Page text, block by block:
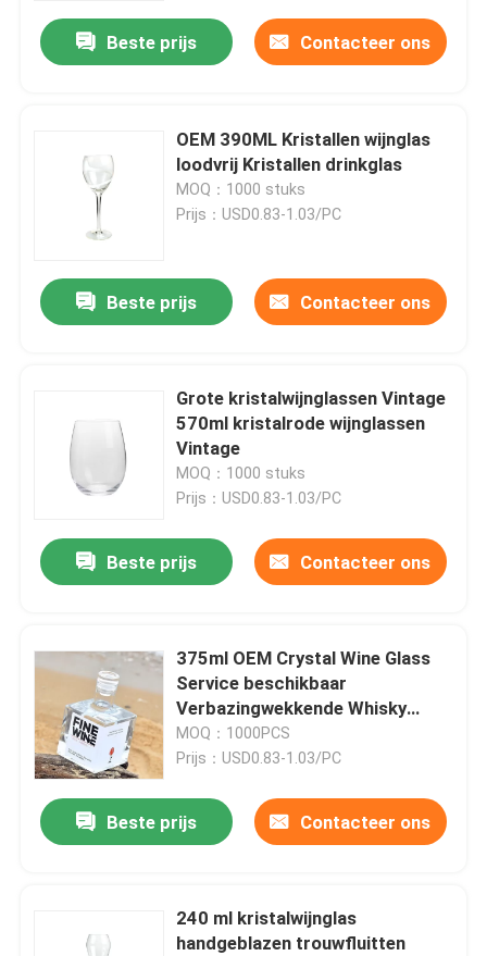
Beste prijs Contacteer ons
OEM 390ML Kristallen wijnglas
loodvrij Kristallen drinkglas
MOQ：1000 stuks
Prijs：USD0.83-1.03/PC
Beste prijs Contacteer ons
Grote kristalwijnglassen Vintage
570ml kristalrode wijnglassen
Vintage
MOQ：1000 stuks
Prijs：USD0.83-1.03/PC
Beste prijs Contacteer ons
375ml OEM Crystal Wine Glass
Service beschikbaar
Verbazingwekkende Whisky
Decanter en Liquor Fles
MOQ：1000PCS
Prijs：USD0.83-1.03/PC
Beste prijs Contacteer ons
240 ml kristalwijnglas
handgeblazen trouwfluitten